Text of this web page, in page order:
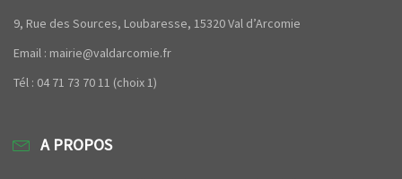
9, Rue des Sources, Loubaresse, 15320 Val d’Arcomie
Email : mairie@valdarcomie.fr
Tél : 04 71 73 70 11 (choix 1)
A PROPOS